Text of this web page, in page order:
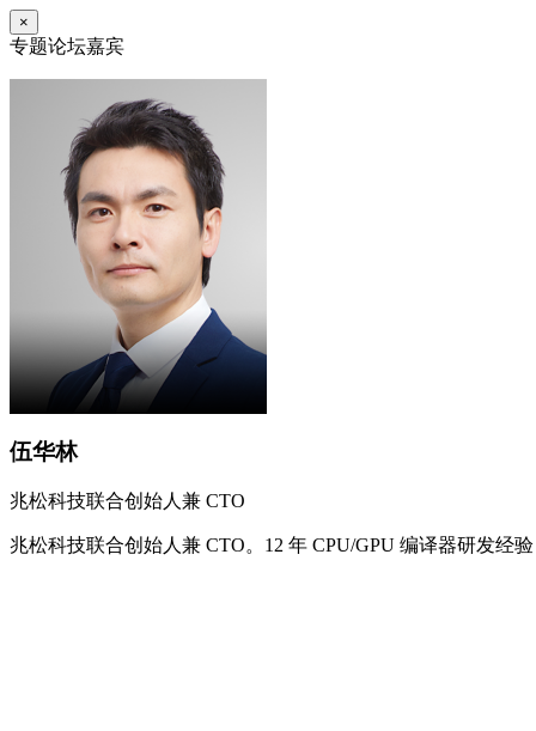
×
专题论坛嘉宾
伍华林
兆松科技联合创始人兼 CTO
兆松科技联合创始人兼 CTO。12 年 CPU/GPU 编译器研发经